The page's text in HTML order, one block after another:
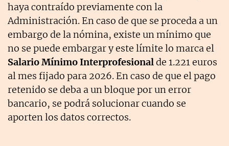
haya contraído previamente con la
Administración. En caso de que se proceda a un
embargo de la nómina, existe un mínimo que
no se puede embargar y este límite lo marca el
Salario Mínimo Interprofesionalde 1.221 euros
al mes fijado para 2026. En caso de que el pago
retenido se deba a un bloque por un error
bancario, se podrá solucionar cuando se
aporten los datos correctos.